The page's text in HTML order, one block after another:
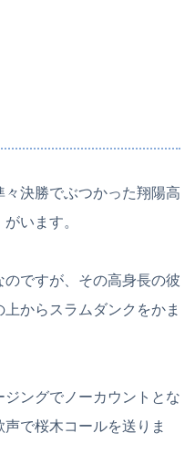
決勝でぶつかった翔陽高
います。
ですが、その高身長の彼
からスラムダンクをかま
ングでノーカウントとな
で桜木コールを送りま